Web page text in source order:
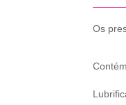
Os